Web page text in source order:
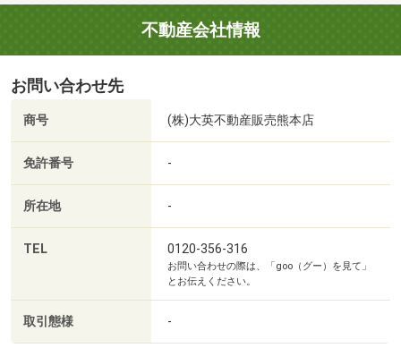
不動産会社情報
お問い合わせ先
商号 (株)大英不動産販売熊本店
免許番号 -
所在地 -
TEL 0120-356-316
お問い合わせの際は、「goo（グー）を見て」
とお伝えください。
取引態様 -